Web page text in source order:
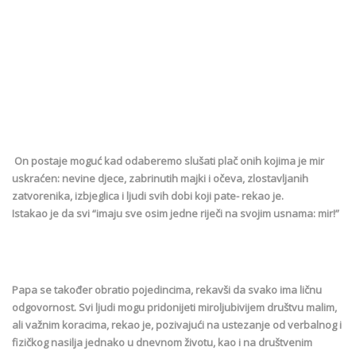
On postaje moguć kad odaberemo slušati plač onih kojima je mir
uskraćen: nevine djece, zabrinutih majki i očeva, zlostavljanih
zatvorenika, izbjeglica i ljudi svih dobi koji pate- rekao je.
Istakao je da svi “imaju sve osim jedne riječi na svojim usnama: mir!”
Papa se također obratio pojedincima, rekavši da svako ima ličnu
odgovornost. Svi ljudi mogu pridonijeti miroljubivijem društvu malim,
ali važnim koracima, rekao je, pozivajući na ustezanje od verbalnog i
fizičkog nasilja jednako u dnevnom životu, kao i na društvenim